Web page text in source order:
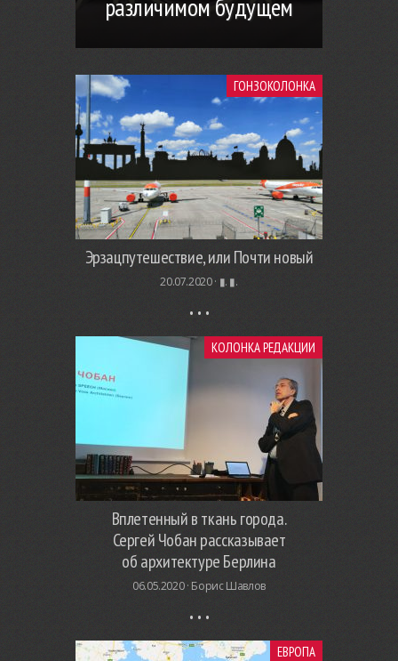
ГОНЗОКОЛОНКА
Эрзацпутешествие, или Почти новый
20.07.2020 · ▮. ▮.
КОЛОНКА РЕДАКЦИИ
Вплетенный в ткань города.
Сергей Чобан рассказывает
об архитектуре Берлина
06.05.2020 · Борис Шавлов
ЕВРОПА